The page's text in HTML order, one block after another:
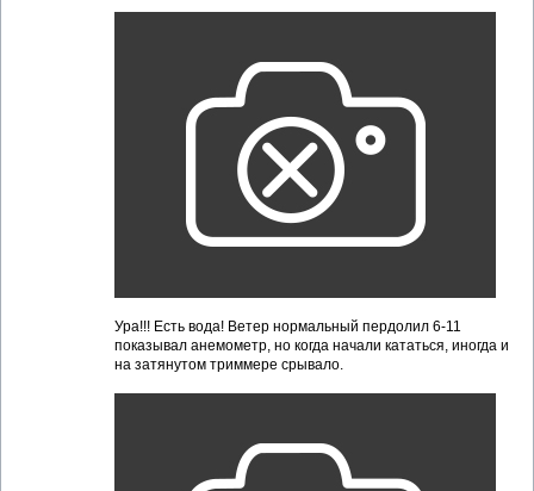
Ура!!! Есть вода! Ветер нормальный пердолил 6-11
показывал анемометр, но когда начали кататься, иногда и
на затянутом триммере срывало.